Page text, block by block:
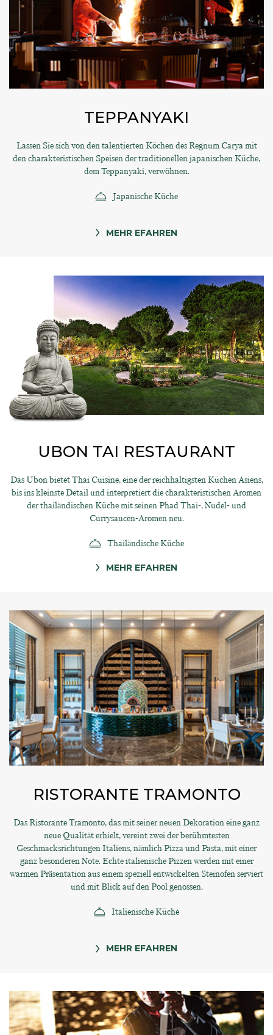
TEPPANYAKI
Lassen Sie sich von den talentierten Köchen des Regnum Carya mit
den charakteristischen Speisen der traditionellen japanischen Küche,
dem Teppanyaki, verwöhnen.
Japanische Küche
MEHR EFAHREN
UBON TAI RESTAURANT
Das Ubon bietet Thai Cuisine, eine der reichhaltigsten Küchen Asiens,
bis ins kleinste Detail und interpretiert die charakteristischen Aromen
der thailändischen Küche mit seinen Phad Thai-, Nudel- und
Currysaucen-Aromen neu.
Thailändische Küche
MEHR EFAHREN
RISTORANTE TRAMONTO
Das Ristorante Tramonto, das mit seiner neuen Dekoration eine ganz
neue Qualität erhielt, vereint zwei der berühmtesten
Geschmacksrichtungen Italiens, nämlich Pizza und Pasta, mit einer
ganz besonderen Note. Echte italienische Pizzen werden mit einer
warmen Präsentation aus einem speziell entwickelten Steinofen serviert
und mit Blick auf den Pool genossen.
Italienische Küche
MEHR EFAHREN